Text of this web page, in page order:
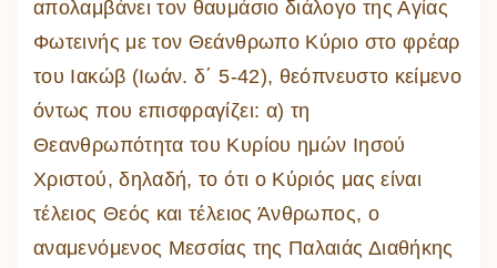
απολαμβάνει τον θαυμάσιο διάλογο της Αγίας
Φωτεινής με τον Θεάνθρωπο Κύριο στο φρέαρ
του Ιακώβ (Ιωάν. δ΄ 5-42), θεόπνευστο κείμενο
όντως που επισφραγίζει: α) τη
Θεανθρωπότητα του Κυρίου ημών Ιησού
Χριστού, δηλαδή, το ότι ο Κύριός μας είναι
τέλειος Θεός και τέλειος Άνθρωπος, ο
αναμενόμενος Μεσσίας της Παλαιάς Διαθήκης